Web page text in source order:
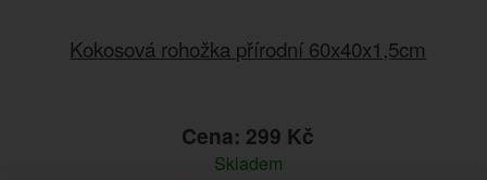
Kokosová rohožka přírodní 60x40x1,5cm
Cena: 299 Kč
Skladem